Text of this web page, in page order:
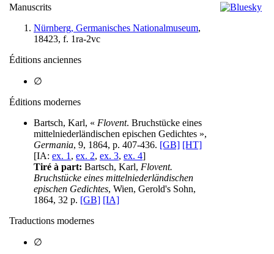
Manuscrits
Nürnberg, Germanisches Nationalmuseum,
18423, f. 1ra-2vc
Éditions anciennes
∅
Éditions modernes
Bartsch, Karl, « Flovent. Bruchstücke eines
mittelniederländischen epischen Gedichtes »,
Germania, 9, 1864, p. 407-436. [GB] [HT]
[IA: ex. 1 , ex. 2, ex. 3, ex. 4]
Tiré à part: Bartsch, Karl, Flovent.
Bruchstücke eines mittelniederländischen
epischen Gedichtes, Wien, Gerold's Sohn,
1864, 32 p. [GB] [IA]
Traductions modernes
∅